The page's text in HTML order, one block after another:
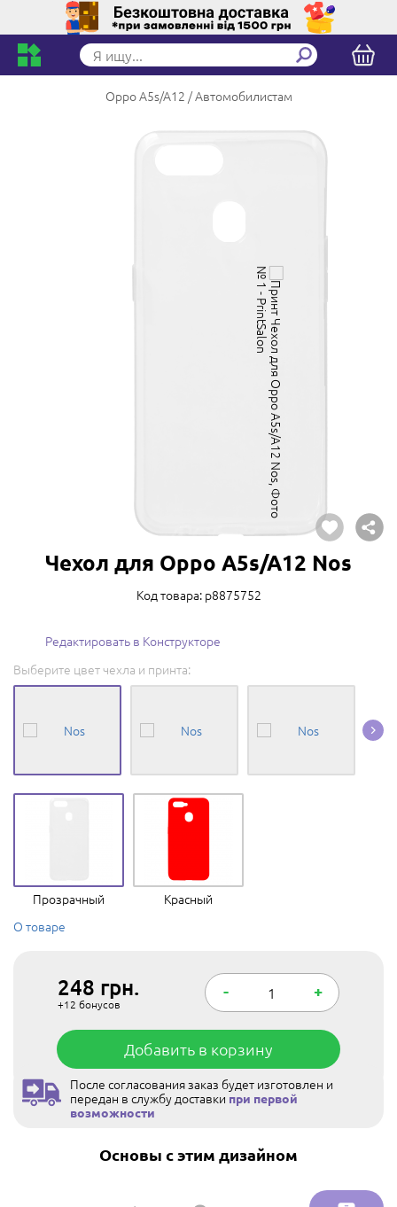
Oppo A5s/A12 Автомобилистам
Чехол для Oppo A5s/A12 Nos
Код товара: p8875752
Редактировать в Конструкторе
Выберите цвет чехла и принта:
Прозрачный
Красный
О товаре
248 грн.
+12 бонусов
- +
Добавить в корзину
После согласования заказ будет изготовлен и
передан в службу доставки при первой
возможности
Основы с этим дизайном